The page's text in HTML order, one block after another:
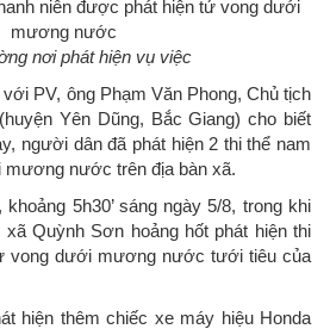
nơi phát hiện vụ việc
PV, ông Phạm Văn Phong, Chủ tịch
Yên Dũng, Bắc Giang) cho biết
người dân đã phát hiện 2 thi thể nam
nước trên địa bàn xã.
5h30’ sáng ngày 5/8, trong khi
Quỳnh Sơn hoảng hốt phát hiện thi
vong dưới mương nước tưới tiêu của
hiện thêm chiếc xe máy hiệu Honda